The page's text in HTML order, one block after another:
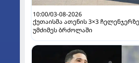
10:00/03-08-2026
ქუთაისმა ათენის 3×3
უმძიმეს ბრძოლაში